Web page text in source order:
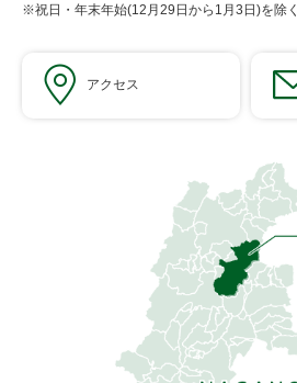
※祝日・年末年始(12月29日から1月3日)を除く
アクセス